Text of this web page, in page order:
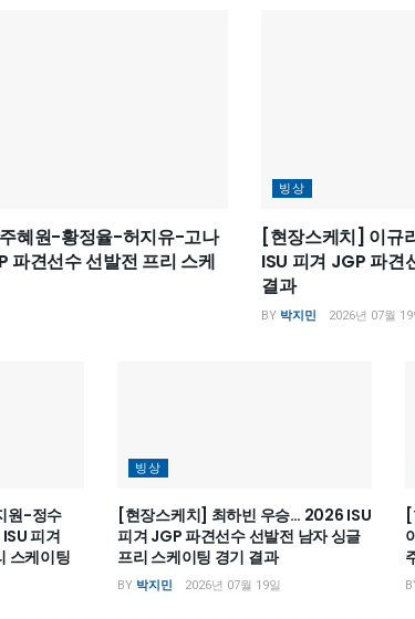
혜원-황정율-허지유-고나
파견선수 선발전 프리 스케
빙상
[현장스케치] 이
ISU 피겨 JGP 파견
결과
BY 박지민 2026년 07월
원-정수
피겨
스케이팅
빙상
[현장스케치] 최하빈 우승… 2026 ISU
피겨 JGP 파견선수 선발전 남자 싱글
프리 스케이팅 경기 결과
BY 박지민 2026년 07월 19일